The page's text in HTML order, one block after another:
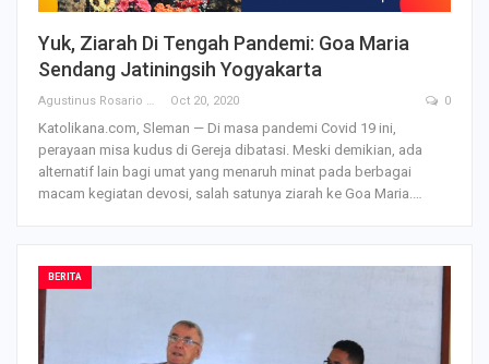
Yuk, Ziarah Di Tengah Pandemi: Goa Maria
Sendang Jatiningsih Yogyakarta
Agustinus Rosario Oct 20, 2020 0
Katolikana.com, Sleman — Di masa pandemi Covid 19 ini,
perayaan misa kudus di Gereja dibatasi. Meski demikian, ada
alternatif lain bagi umat yang menaruh minat pada berbagai
macam kegiatan devosi, salah satunya ziarah ke Goa Maria.…
BERITA